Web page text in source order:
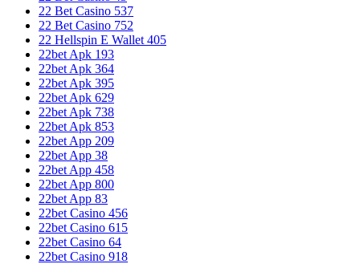
22 Bet Casino 537
22 Bet Casino 752
22 Hellspin E Wallet 405
22bet Apk 193
22bet Apk 364
22bet Apk 395
22bet Apk 629
22bet Apk 738
22bet Apk 853
22bet App 209
22bet App 38
22bet App 458
22bet App 800
22bet App 83
22bet Casino 456
22bet Casino 615
22bet Casino 64
22bet Casino 918